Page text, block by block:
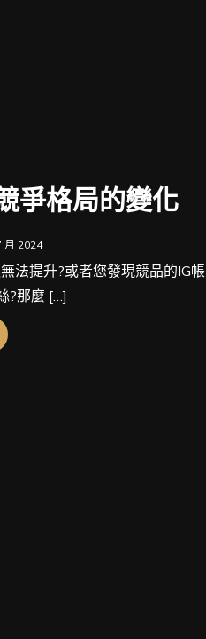
爭格局的變化
月 2024
法提升?或者您發現競品的IG帳
?那麼 […]